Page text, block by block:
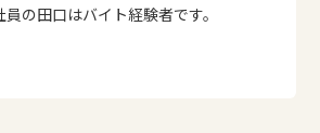
の田口はバイト経験者です。